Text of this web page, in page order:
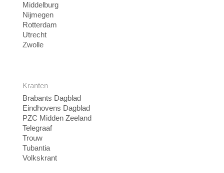
Middelburg
Nijmegen
Rotterdam
Utrecht
Zwolle
Kranten
Brabants Dagblad
Eindhovens Dagblad
PZC Midden Zeeland
Telegraaf
Trouw
Tubantia
Volkskrant